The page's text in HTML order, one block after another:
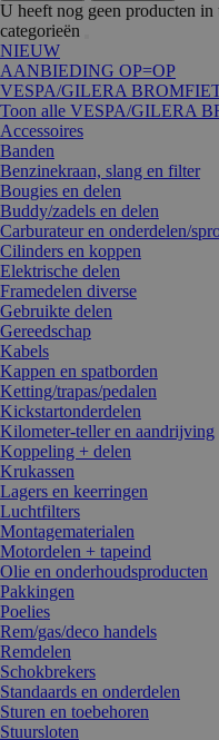
U heeft nog geen producten
categorieën
NIEUW
AANBIEDING OP=OP
VESPA/GILERA
Toon alle VESPA/GILERA
Accessoires
Banden
Benzinekraan, slang en filter
Bougies en delen
Buddy/zadels en delen
Carburateur en onderdelen/
Cilinders en koppen
Elektrische delen
Framedelen diverse
Gebruikte delen
Gereedschap
Kabels
Kappen en spatborden
Ketting/trapas/pedalen
Kickstartonderdelen
Kilometer-teller en aandrijving
Koppeling + delen
Krukassen
Lagers en keerringen
Luchtfilters
Montagematerialen
Motordelen + tapeind
Olie en onderhoudsproducten
Pakkingen
Poelies
Rem/gas/deco handels
Remdelen
Schokbrekers
Standaards en onderdelen
Sturen en toebehoren
Stuursloten